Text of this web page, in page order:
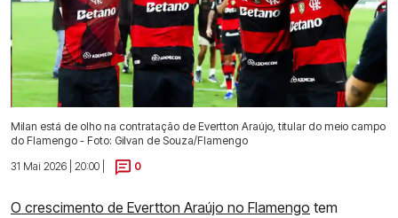
Milan está de olho na contratação de Evertton Araújo, titular do meio campo
do Flamengo - Foto: Gilvan de Souza/Flamengo
31 Mai 2026 | 20:00 |
0
O crescimento de Evertton Araújo no Flamengo tem